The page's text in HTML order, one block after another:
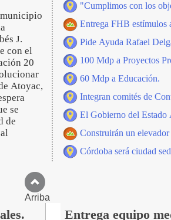
J.
con el
20
Atoyac,
se
de
"Cumplimos con los
Entrega FHB estímulos
Pide Ayuda Rafael
100 Mdp a Proyectos
60 Mdp a Educación.
Integran comités de
El Gobierno del Estado
Construirán un
Córdoba será ciudad
Arriba
Entrega equipo